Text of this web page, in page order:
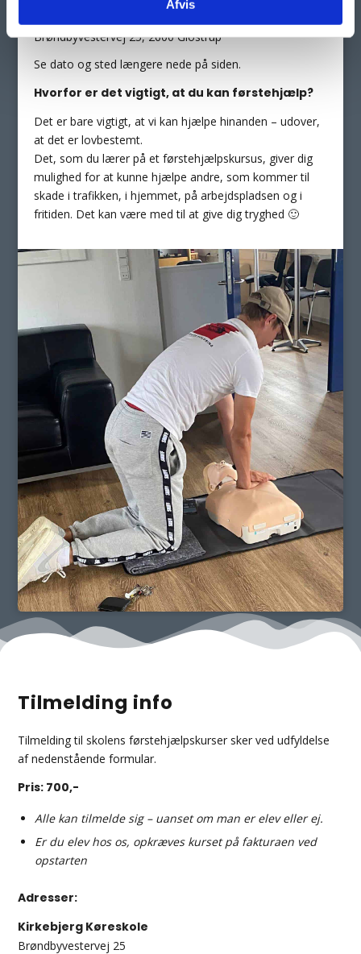
Afvis
Brøndbyvestervej 25, 2600 Glostrup
Se dato og sted længere nede på siden.
Hvorfor er det vigtigt, at du kan førstehjælp?
Det er bare vigtigt, at vi kan hjælpe hinanden – udover,
at det er lovbestemt.
Det, som du lærer på et førstehjælpskursus, giver dig
mulighed for at kunne hjælpe andre, som kommer til
skade i trafikken, i hjemmet, på arbejdspladsen og i
fritiden. Det kan være med til at give dig tryghed 🙂
Tilmelding info
Tilmelding til skolens førstehjælpskurser sker ved udfyldelse
af nedenstående formular.
Pris: 700,-
Alle kan tilmelde sig – uanset om man er elev eller ej.
Er du elev hos os, opkræves kurset på fakturaen ved
opstarten
Adresser:
Kirkebjerg Køreskole
Brøndbyvestervej 25